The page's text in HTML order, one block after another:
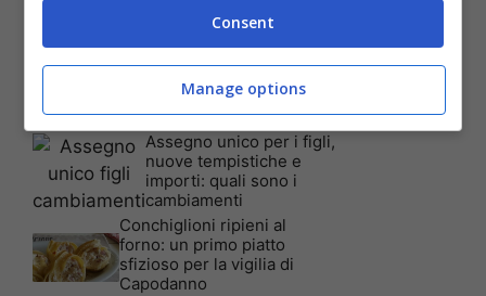
Batterie al sale marino: 4
volte la capacità di quelle al
litio
è imperdibile: a quali utenti
è rivolta
Assegno unico per i figli,
nuove tempistiche e
importi: quali sono i
cambiamenti
Conchiglioni ripieni al
forno: un primo piatto
sfizioso per la vigilia di
Capodanno
Consent
Manage options